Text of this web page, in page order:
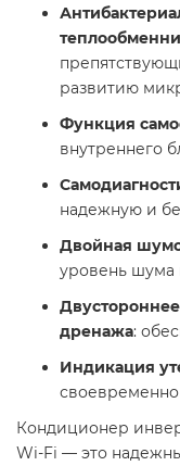
развитию
Функция
внутреннего
надежную и
Двойная
уровень шума
дренажа:
Индикация
Кондиционер
Wi-Fi — это